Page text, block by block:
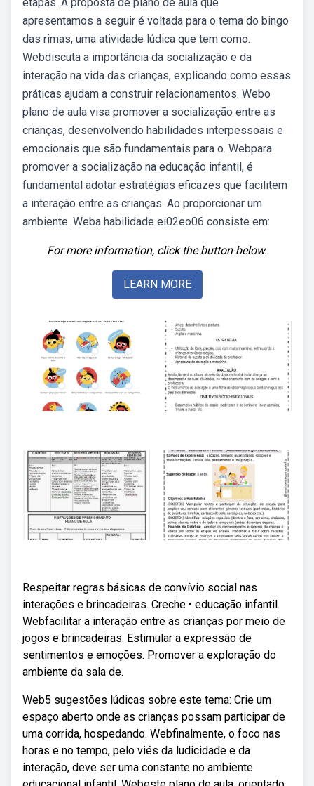
apresentamos a seguir é voltada para o tema do bingo
das rimas, uma atividade lúdica que tem como.
Webdiscuta a importância da socialização e da
interação na vida das crianças, explicando como essas
práticas ajudam a construir relacionamentos. Webo
plano de aula visa promover a socialização entre as
crianças, desenvolvendo habilidades interpessoais e
emocionais que são fundamentais para o. Webpara
promover a socialização na educação infantil, é
fundamental adotar estratégias eficazes que facilitem
a interação entre as crianças. Ao proporcionar um
ambiente. Weba habilidade ei02eo06 consiste em:
For more information, click the button below.
LEARN MORE
Respeitar regras básicas de convívio social nas
interações e brincadeiras. Creche • educação infantil.
Webfacilitar a interação entre as crianças por meio de
jogos e brincadeiras. Estimular a expressão de
sentimentos e emoções. Promover a exploração do
ambiente da sala de.
Web5 sugestões lúdicas sobre este tema: Crie um
espaço aberto onde as crianças possam participar de
uma corrida, hospedando. Webfinalmente, o foco nas
horas e no tempo, pelo viés da ludicidade e da
interação, deve ser uma constante no ambiente